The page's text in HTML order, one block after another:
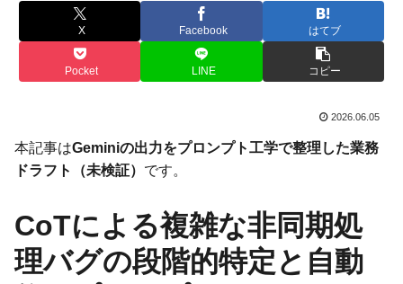
X Facebook はてブ
Pocket LINE コピー
2026.06.05
本記事はGeminiの出力をプロンプト工学で整理した業務
ドラフト（未検証） です。
CoTによる複雑な非同期処
理バグの段階的特定と自動